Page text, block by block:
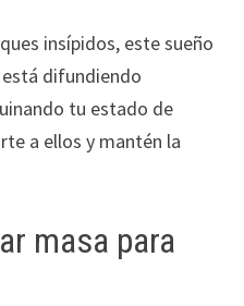
insípidos, este sueño
difundiendo
tu estado de
a ellos y mantén la
masa para